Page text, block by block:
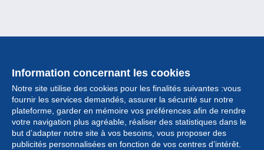
Information concernant les cookies
Notre site utilise des cookies pour les finalités suivantes :vous
fournir les services demandés, assurer la sécurité sur notre
plateforme, garder en mémoire vos préférences afin de rendre
votre navigation plus agréable, réaliser des statistiques dans le
but d’adapter notre site à vos besoins, vous proposer des
publicités personnalisées en fonction de vos centres d’intérêt.
Collection